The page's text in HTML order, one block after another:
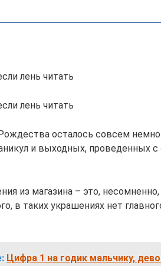
лень читать
лень читать
осталось совсем
и выходных, проведенных
из магазина – это,
в таких украшениях нет
Цифра 1 на годик мальчику,